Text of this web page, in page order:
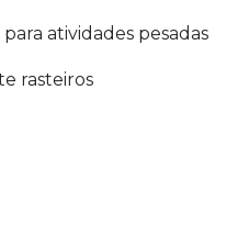
atividades pesadas
rasteiros